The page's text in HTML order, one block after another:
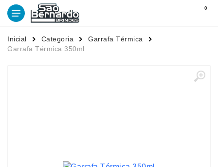
0
Inicial Categoria
Garrafa Térmica
Garrafa Térmica 350ml